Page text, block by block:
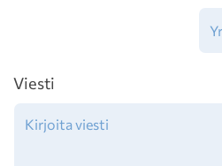
Viesti